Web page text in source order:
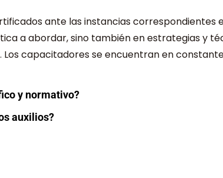
ante las instancias correspondientes
a abordar, sino también en estrategias y
capacitadores se encuentran en
y normativo?
auxilios?